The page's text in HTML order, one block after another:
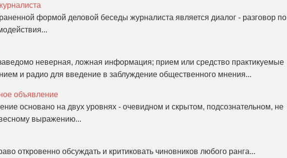
формой деловой беседы журналиста является диалог - разговор по
неверная, ложная информация; прием или средство практикуемые
и радио для введение в заблуждение общественного мнения...
объявление
основано на двух уровнях - очевидном и скрытом, подсознательном, не
выражению...
откровенно обсуждать и критиковать чиновников любого ранга...